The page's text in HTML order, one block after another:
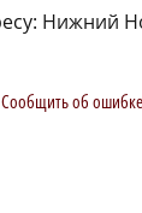
Нижний
Сообщить об ошибке